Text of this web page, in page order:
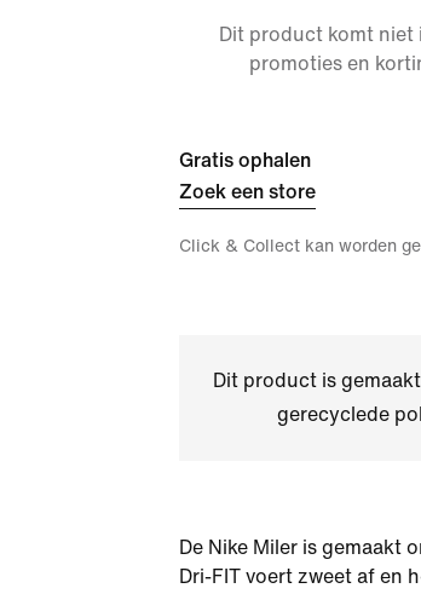
Dit product komt niet
promoties en
Gratis ophalen
Zoek een store
Click & Collect kan worden
Dit product is
gerecyclede
De Nike Miler is gemaakt
Dri-FIT voert zweet af en